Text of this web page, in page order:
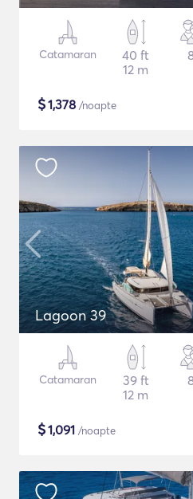
Catamaran
40 ft
12 m
$1,378 /noapte
Lagoon 39
Catamaran
39 ft
12 m
$1,091 /noapte